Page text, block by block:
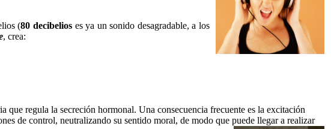
(80 decibelioses ya un sonido desagradable, a los
, crea:
regula la secreción hormonal. Una consecuencia frecuente es la excitación
de control, neutralizando su sentido moral, de modo que puede llegar a realizar